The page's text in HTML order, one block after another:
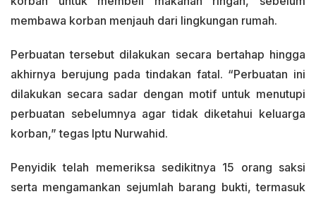
membawa korban menjauh dari lingkungan rumah.
Perbuatan tersebut dilakukan secara bertahap hingga
akhirnya berujung pada tindakan fatal. “Perbuatan ini
dilakukan secara sadar dengan motif untuk menutupi
perbuatan sebelumnya agar tidak diketahui keluarga
korban,” tegas Iptu Nurwahid.
Penyidik telah memeriksa sedikitnya 15 orang saksi
serta mengamankan sejumlah barang bukti, termasuk